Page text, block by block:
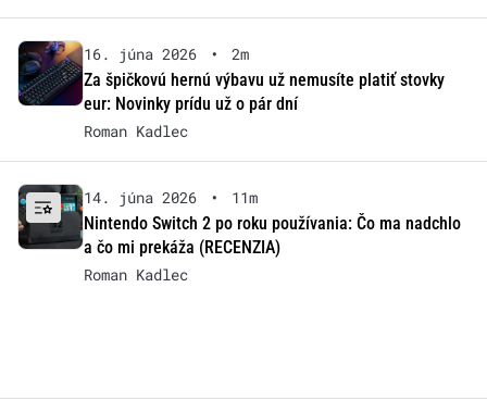
16. júna 2026 •
2m
Za špičkovú hernú výbavu už nemusíte platiť stovky
eur: Novinky prídu už o pár dní
Roman Kadlec
14. júna 2026 •
11m
Nintendo Switch 2 po roku používania: Čo ma nadchlo
a čo mi prekáža (RECENZIA)
Roman Kadlec